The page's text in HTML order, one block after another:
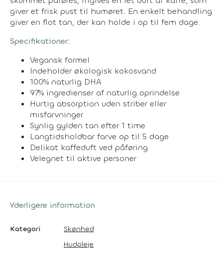
giver et frisk pust til humøret. En enkelt behandling
giver en flot tan, der kan holde i op til fem dage.
Specifikationer:
Vegansk formel
Indeholder økologisk kokosvand
100% naturlig DHA
97% ingredienser af naturlig oprindelse
Hurtig absorption uden striber eller
misfarvninger
Synlig gylden tan efter 1 time
Langtidsholdbar farve op til 5 dage
Delikat kaffeduft ved påføring
Velegnet til aktive personer
Yderligere information
Kategori
Skønhed
Hudpleje